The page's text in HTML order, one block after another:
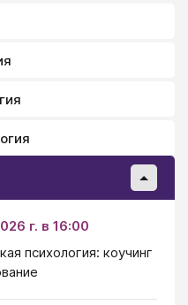
г. в 16:00
психология: коучинг